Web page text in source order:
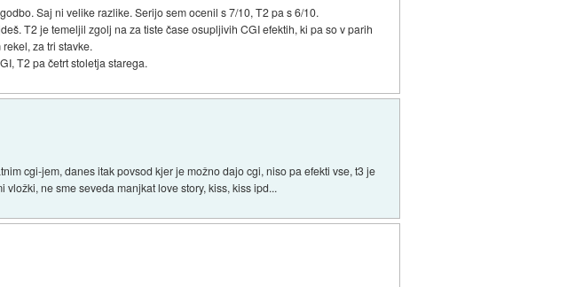
Saj ni velike razlike. Serijo sem ocenil s 7/10, T2 pa s 6/10.
T2 je temeljil zgolj na za tiste čase osupljivih CGI efektih, ki pa so v parih
za tri stavke.
T2 pa četrt stoletja starega.
cgi-jem, danes itak povsod kjer je možno dajo cgi, niso pa efekti vse, t3 je
ne sme seveda manjkat love story, kiss, kiss ipd...